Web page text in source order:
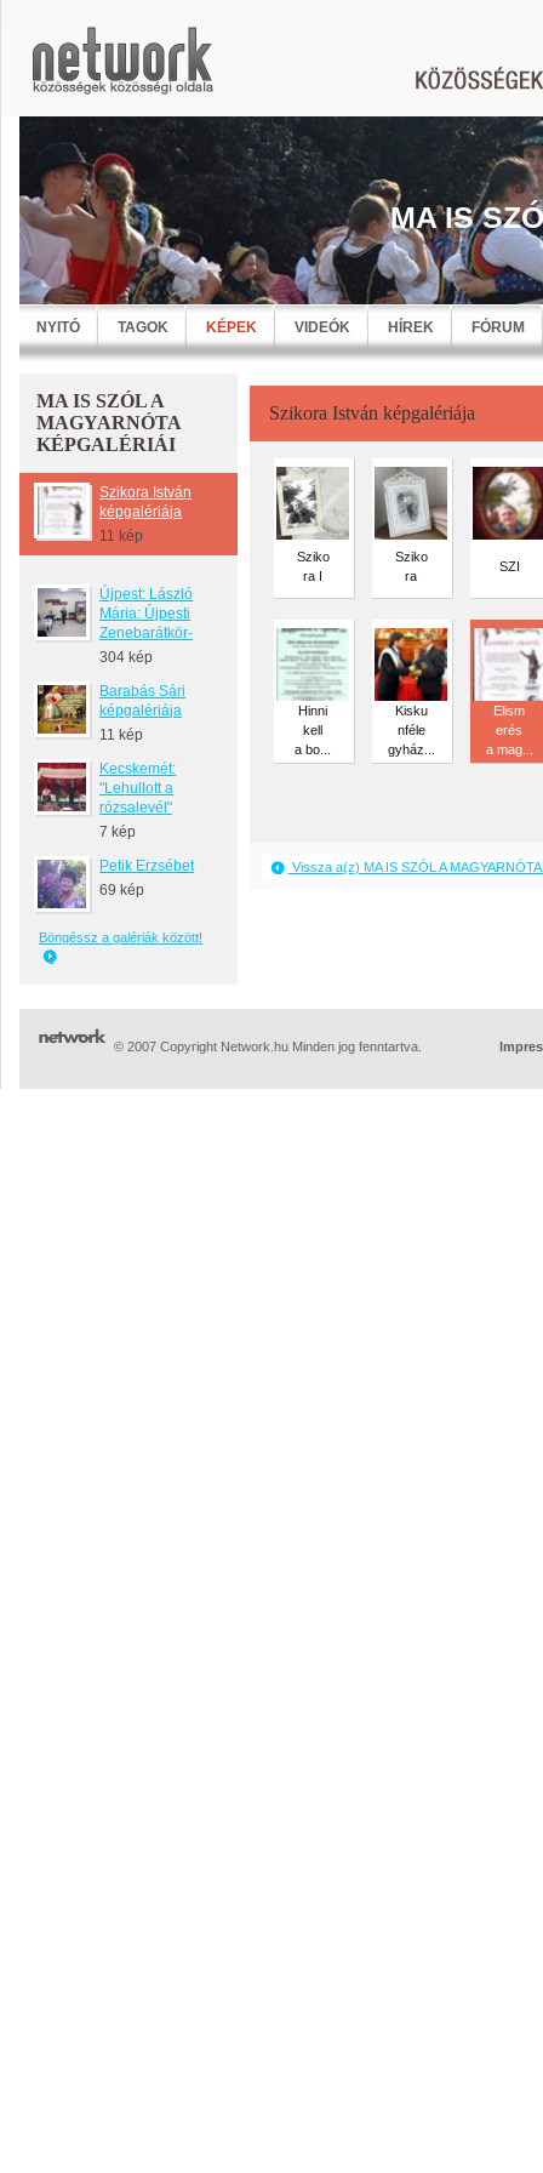
MA IS
NYITÓ TAGOK KÉPEK VIDEÓK HÍREK FÓRUM
MA IS SZÓL A
MAGYARNÓTA
KÉPGALÉRIÁI
Szikora István
képgalériája
11 kép
Újpest: László
Mária: Újpesti
Zenebarátkör-
304 kép
Barabás Sári
képgalériája
11 kép
Kecskemét:
"Lehullott a
rózsalevél"
7 kép
Petik Erzsébet
69 kép
Böngéssz a galériák között!
Szikora István képgalériája
Sziko
ra I
Sziko
ra
SZI
Hinni
kell
a bo...
Kisku
nféle
gyház...
Elism
erés
a mag...
Vissza a(z) MA IS SZÓL A
© 2007 Copyright Network.hu Minden jog fenntartva.